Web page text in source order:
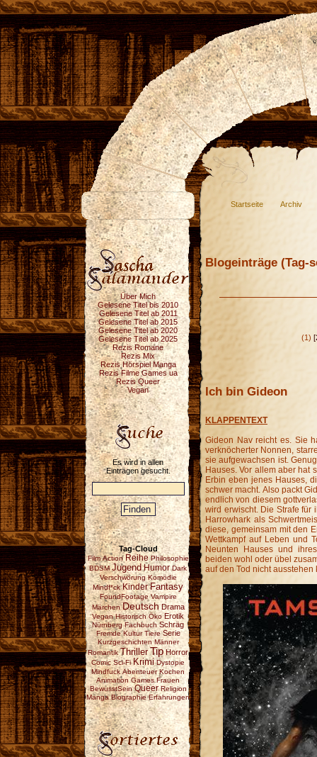
Startseite Archiv
Über Mich
Gelesene Titel bis 2010
Gelesene Titel ab 2011
Gelesene Titel ab 2015
Gelesene Titel ab 2020
Gelesene Titel ab 2025
Rezis Romane
Rezis Mix
Rezis Hörspiel Manga
Rezis Filme Games ua
Rezis Queer
Vegan
Es wird in allen
Einträgen gesucht.
Tag-Cloud
Film Action Reihe Philosophie
BDSM Jugend Humor Dark
Verschwörung Komödie
Mindf*ck Kinder Fantasy
FoundFootage Vampire
Märchen Deutsch Drama
Vegan Historisch Öko Erotik
Nürnberg Fachbuch Schräg
Fremde Kultur Tiere Serie
Kurzgeschichten Männer
Romantik Thriller Tip Horror
Comic Sci-Fi Krimi Dystopie
Mindfuck Abenteuer Kochen
Animation Games Frauen
BewusstSein Queer Religion
Manga Biographie Erfahrungen
Blogeinträge (Tag-
(1)
Ich bin Gideon
KLAPPENTEXT
Gideon Nav reicht es. Sie
verknöcherter Nonnen,
sie aufgewachsen ist.
Hauses. Vor allem aber hat
Erbin eben jenes Hauses,
schwer macht. Also packt
endlich von diesem
wird erwischt. Die Strafe für
Harrowhark als
diese, gemeinsam mit den
Wettkampf auf Leben und
Neunten Hauses und
beiden wohl oder übel
auf den Tod nicht ausstehen